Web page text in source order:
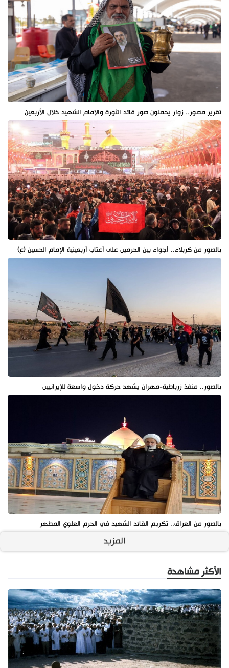
تقرير مصور.. زوار يحملون صور قائد الثورة والإمام الشهيد خلال الأربعين
بالصور من كربلاء.. أجواء بين الحرمين على أعتاب أربعينية الإمام الحسين (ع)
بالصور.. منفذ زرباطية-مهران يشهد حركة دخول واسعة للإيرانيين
بالصور من العراق.. تكريم القائد الشهيد في الحرم العلوي المطهر
المزيد
الأكثر مشاهدة